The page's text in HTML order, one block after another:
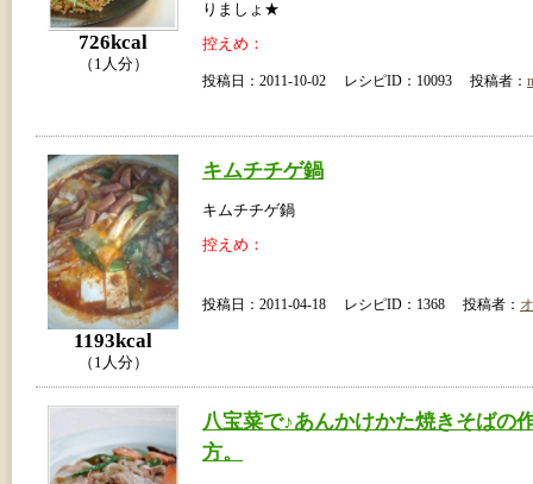
726kcal
（1人分）
りましょ★
控えめ：
投稿日：2011-10-02 レシピID：10093 投稿者：
1193kcal
（1人分）
キムチチゲ鍋
キムチチゲ鍋
控えめ：
投稿日：2011-04-18 レシピID：1368 投稿者：
八宝菜で♪あんかけかた焼きそばの
方。